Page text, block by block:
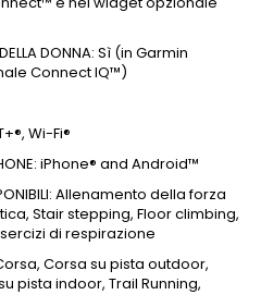
DONNA: Sì (in Garmin
Connect IQ™)
Wi-Fi®
iPhone® and Android™
Allenamento della forza
Stair stepping, Floor climbing,
di respirazione
Corsa, Corsa su pista outdoor,
pista indoor, Trail Running,